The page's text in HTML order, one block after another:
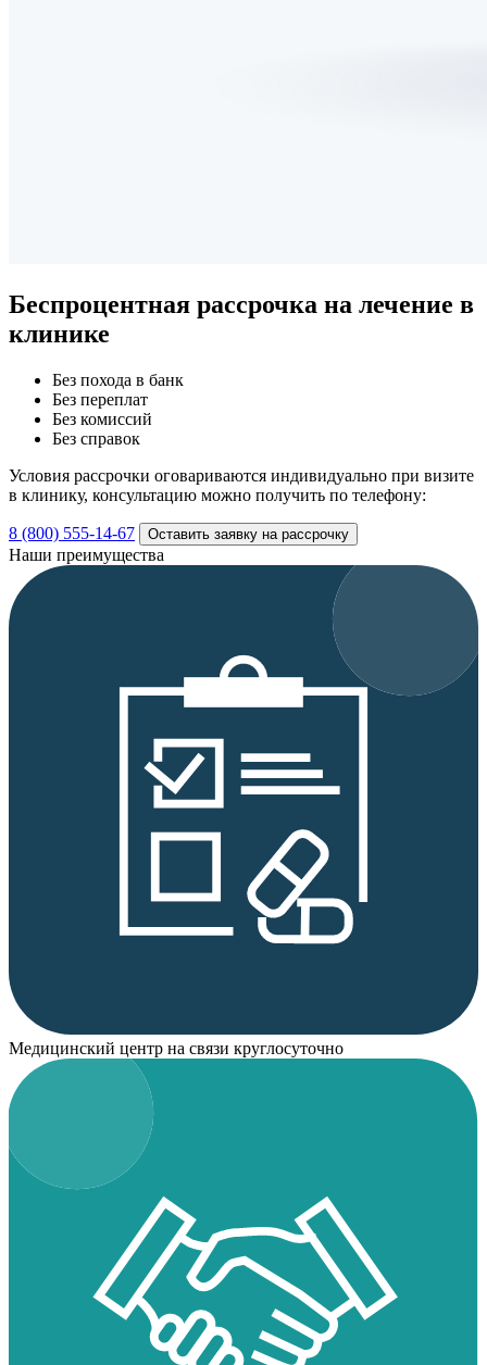
Беспроцентная рассрочка на лечение в
клинике
Без похода в банк
Без переплат
Без комиссий
Без справок
Условия рассрочки оговариваются индивидуально при визите
в клинику, консультацию можно получить по телефону:
8 (800) 555-14-67 Оставить заявку на рассрочку
Наши преимущества
Медицинский центр на связи круглосуточно